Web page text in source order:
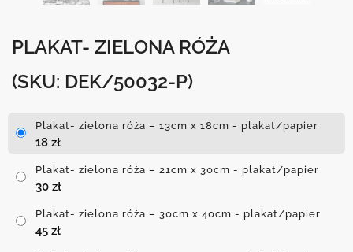
PLAKAT- ZIELONA RÓŻA
(SKU: DEK/50032-P)
Plakat- zielona róża – 13cm x 18cm - plakat/papier
18 zł
Plakat- zielona róża – 21cm x 30cm - plakat/papier
30 zł
Plakat- zielona róża – 30cm x 40cm - plakat/papier
45 zł